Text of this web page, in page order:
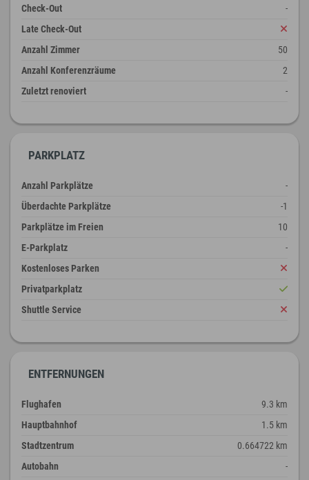
Check-Out
-
Late Check-Out
Anzahl Zimmer
50
Anzahl Konferenzräume
2
Zuletzt renoviert
-
PARKPLATZ
Anzahl Parkplätze
-
Überdachte Parkplätze
-1
Parkplätze im Freien
10
E-Parkplatz
-
Kostenloses Parken
Privatparkplatz
Shuttle Service
ENTFERNUNGEN
Flughafen
9.3 km
Hauptbahnhof
1.5 km
Stadtzentrum
0.664722 km
Autobahn
-